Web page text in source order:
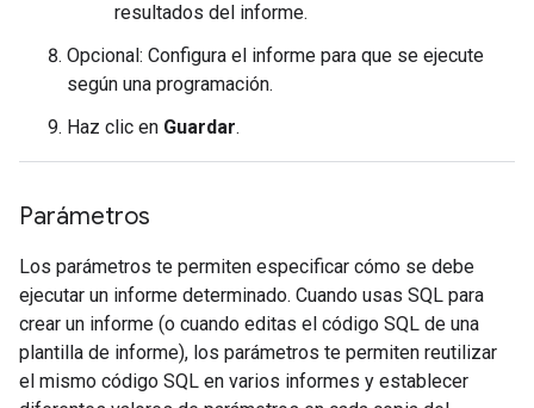
resultados del informe.
Opcional: Configura el informe para que se ejecute
según una programación.
Haz clic en Guardar.
Parámetros
Los parámetros te permiten especificar cómo se debe
ejecutar un informe determinado. Cuando usas SQL para
crear un informe (o cuando editas el código SQL de una
plantilla de informe), los parámetros te permiten reutilizar
el mismo código SQL en varios informes y establecer